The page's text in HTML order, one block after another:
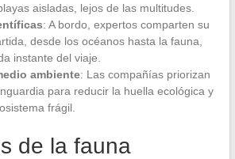
aisladas, lejos de las multitudes.
: A bordo, expertos comparten su
desde los océanos hasta la fauna,
instante del viaje.
ambiente: Las compañías priorizan
para reducir la huella ecológica y
frágil.
de la fauna